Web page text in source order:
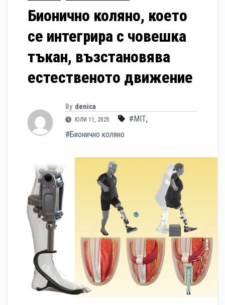
Бионично коляно, което
се интегрира с човешка
тъкан, възстановява
естественото движение
By denica
ЮЛИ 11, 2025 #MIT,
#Бионично коляно